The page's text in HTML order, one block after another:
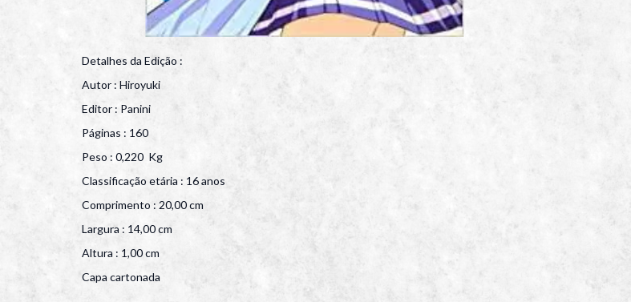
Detalhes da Edição :
Autor : Hiroyuki
Editor : Panini
Páginas : 160
Peso : 0,220 Kg
Classificação etária : 16 anos
Comprimento : 20,00 cm
Largura : 14,00 cm
Altura : 1,00 cm
Capa cartonada